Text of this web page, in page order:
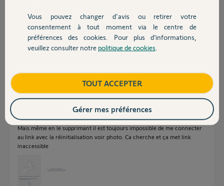
Devis avec un pro
Contact
Si l'alarme était activée vous ne pouvez rien changer. C'est une sécurité.
Poster le N° MAC du Link pour qu'un Yello désarme le système.
Bonjour Jacky,
Je n'ai plus de mac vu que j'ai supprimé le link dans l'application pour
refaire l'installation.
Mais même en le supprimant il est toujours impossible de me connecter
au link avec la réinitialisation voir photo. Ca cherche et ça met link
inaccessible
Vous pouvez changer d'avis ou retirer votre
consentement à tout moment via le centre de
préférences des cookies. Pour plus d’informations,
veuillez consulter notre politique de cookies
TOUT ACCEPTER
Gérer mes préférences